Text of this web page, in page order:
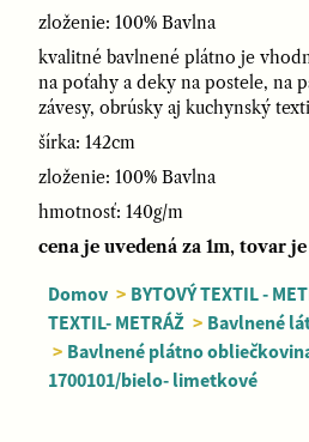
zloženie: 100% Bavlna
kvalitné bavlnené plátno je
na poťahy a deky na postele, na
závesy, obrúsky aj kuchynský
šírka: 142cm
zloženie: 100% Bavlna
hmotnosť: 140g/m
cena je uvedená za 1m, tovar
Domov > BYTOVÝ TEXTIL -
TEXTIL- METRÁŽ > Bavlnené
> Bavlnené plátno
1700101/bielo- limetkové